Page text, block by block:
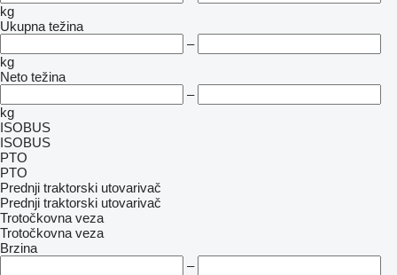
kg
Ukupna težina
–
kg
Neto težina
–
kg
ISOBUS
ISOBUS
PTO
PTO
Prednji traktorski utovarivač
Prednji traktorski utovarivač
Trotočkovna veza
Trotočkovna veza
Brzina
–